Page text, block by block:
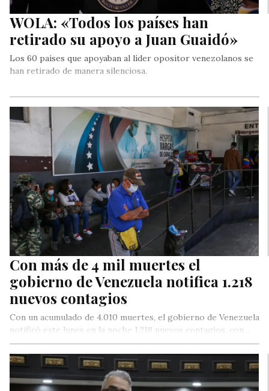
WOLA: «Todos los países han
retirado su apoyo a Juan Guaidó»
Los 60 países que apoyaban al líder opositor venezolanos se
han retirado de manera silenciosa.
Con más de 4 mil muertes el
gobierno de Venezuela notifica 1.218
nuevos contagios
Con un acumulado de 4.010 muertes, el gobierno de Venezuela
notificó este lunes en la noche 1.218 nuevos contagios, con…